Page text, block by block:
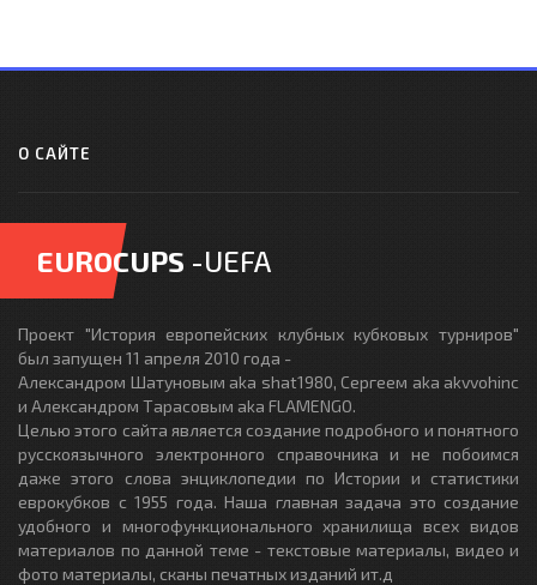
О САЙТЕ
EUROCUPS -UEFA
Проект "История европейских клубных кубковых турниров"
был запущен 11 апреля 2010 года -
Александром Шатуновым aka shat1980, Сергеем aka akvvohinc
и Александром Тарасовым aka FLAMENGO.
Целью этого сайта является создание подробного и понятного
русскоязычного электронного справочника и не побоимся
даже этого слова энциклопедии по Истории и статистики
еврокубков с 1955 года. Наша главная задача это создание
удобного и многофункционального хранилища всех видов
материалов по данной теме - текстовые материалы, видео и
фото материалы, сканы печатных изданий ит.д